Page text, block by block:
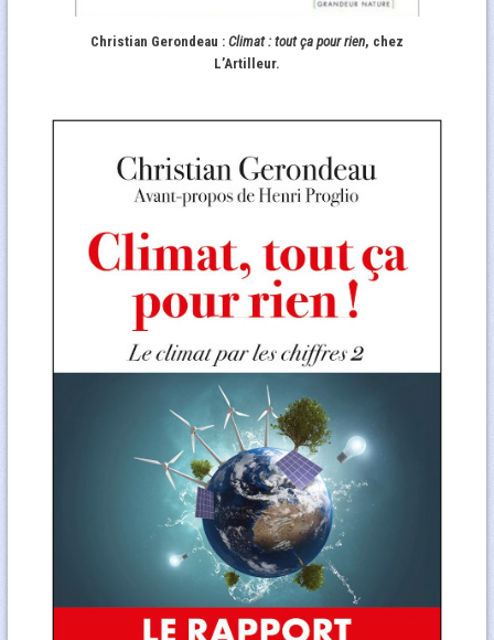
Christian Gerondeau : Climat : tout ça pour rien, chez
L’Artilleur.